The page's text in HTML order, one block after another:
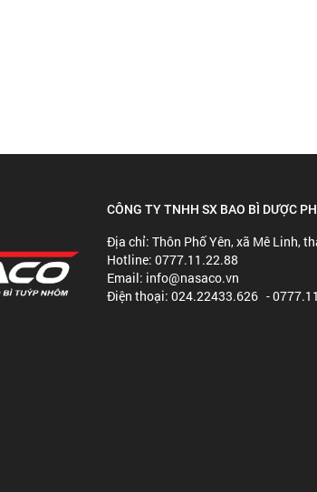
CÔNG TY TNHH SX BAO BÌ DƯỢC
Địa chỉ: Thôn Phố Yên, xã Mê Linh,
Hotline: 0777.11.22.88
Email: info@nasaco.vn
Điện thoại: 024.22433.626 -